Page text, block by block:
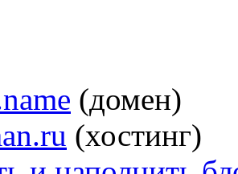
(домен)
(хостинг)